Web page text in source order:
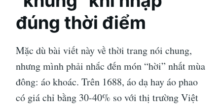
đúng thời điểm
Mặc dù bài viết này về thời trang nói chung,
nhưng mình phải nhắc đến món “hời” nhất mùa
đông: áo khoác. Trên 1688, áo dạ hay áo phao
có giá chỉ bằng 30-40% so với thị trường Việt